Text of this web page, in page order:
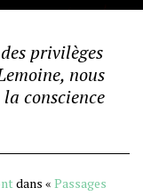
privilèges
nous
conscience
dans « Passages